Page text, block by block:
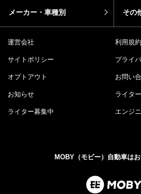
メーカー・車種別 その
運営会社 利用規約
サイトポリシー プライ
オプトアウト お問い
お知らせ ライタ
ライター募集中 エンジ
MOBY（モビー）自動車はお